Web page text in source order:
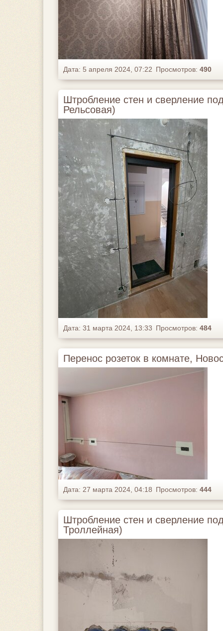
Дата: 5 апреля 2024, 07:22 Просмотров: 490
Штробление стен и сверление
Рельсовая)
Дата: 31 марта 2024, 13:33 Просмотров: 484
Перенос розеток в комнате,
Дата: 27 марта 2024, 04:18 Просмотров: 444
Штробление стен и сверление
Троллейная)